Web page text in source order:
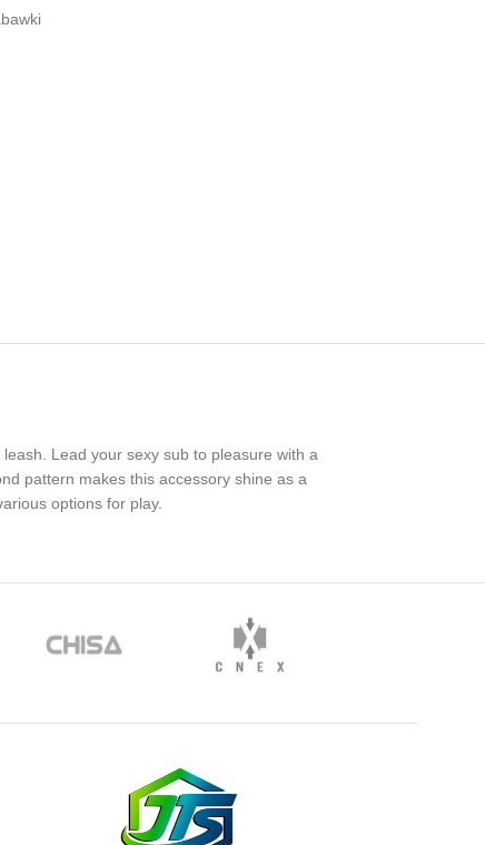
Lead your sexy sub to pleasure with a
pattern makes this accessory shine as a
options for play.